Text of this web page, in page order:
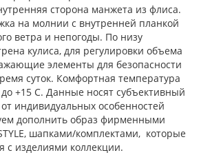
сторона манжета из флиса.
на молнии с внутренней планкой
ветра и непогоды. По низу
кулиса, для регулировки объема
элементы для безопасности
суток. Комфортная температура
до +15 С. Данные носят субъективный
индивидуальных особенностей
дополнить образ фирменными
шапками/комплектами, которые
с изделиями коллекции.